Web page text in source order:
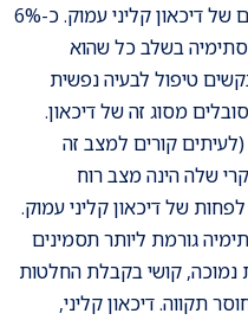
חמורים, כדי לעמוד בקריטריונים של דיכאון קליני עמוק. כ-6%
בשלב כל שהוא
המבקשים טיפול לבעיה נפשית
מסוג זה של דיכאון.
קורים למצב זה
שלה הינה מצב רוח
של דיכאון קליני עמוק.
גורמת ליותר תסמינים
נמוכה, קושי בקבלת החלטות
תקווה. דיכאון קליני,